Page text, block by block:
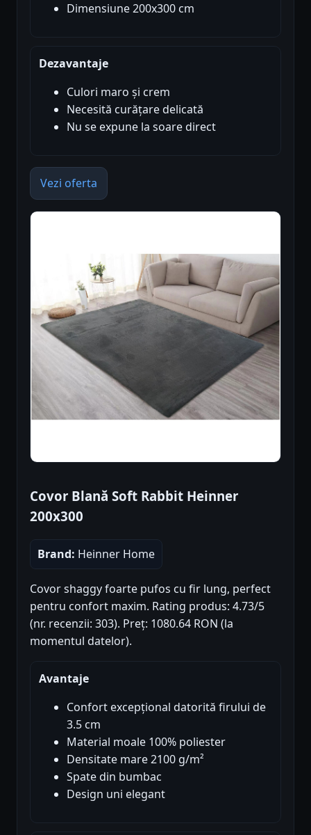
Dimensiune 200x300 cm
Dezavantaje
Culori maro și crem
Necesită curățare delicată
Nu se expune la soare direct
Vezi oferta
Covor Blană Soft Rabbit Heinner
200x300
Brand: Heinner Home
Covor shaggy foarte pufos cu fir lung, perfect
pentru confort maxim. Rating produs: 4.73/5
(nr. recenzii: 303). Preț: 1080.64 RON (la
momentul datelor).
Avantaje
Confort excepțional datorită firului de
3.5 cm
Material moale 100% poliester
Densitate mare 2100 g/m²
Spate din bumbac
Design uni elegant